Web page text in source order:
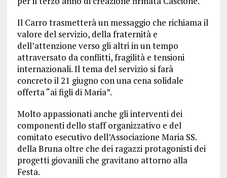
Il Carro trasmetterà un messaggio che richiama il
valore del servizio, della fraternità e
dell’attenzione verso gli altri in un tempo
attraversato da conflitti, fragilità e tensioni
internazionali. Il tema del servizio si farà
concreto il 21 giugno con una cena solidale
offerta “ai figli di Maria”.
Molto appassionati anche gli interventi dei
componenti dello staff organizzativo e del
comitato esecutivo dell’Associazione Maria SS.
della Bruna oltre che dei ragazzi protagonisti dei
progetti giovanili che gravitano attorno alla
Festa.